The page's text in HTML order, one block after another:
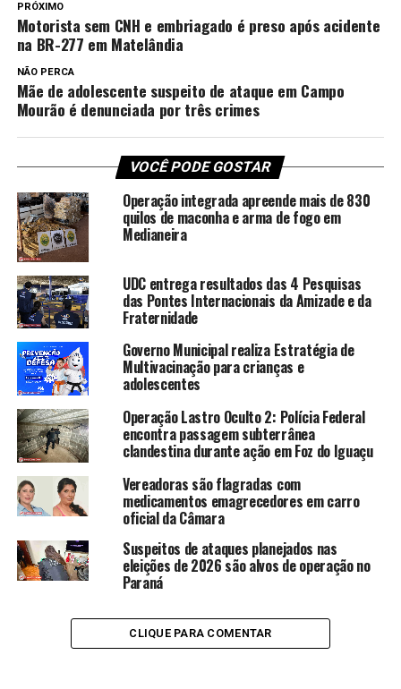
PRÓXIMO
Motorista sem CNH e embriagado é preso após acidente
na BR-277 em Matelândia
NÃO PERCA
Mãe de adolescente suspeito de ataque em Campo
Mourão é denunciada por três crimes
VOCÊ PODE GOSTAR
Operação integrada apreende mais de 830
quilos de maconha e arma de fogo em
Medianeira
UDC entrega resultados das 4 Pesquisas
das Pontes Internacionais da Amizade e da
Fraternidade
Governo Municipal realiza Estratégia de
Multivacinação para crianças e
adolescentes
Operação Lastro Oculto 2: Polícia Federal
encontra passagem subterrânea
clandestina durante ação em Foz do Iguaçu
Vereadoras são flagradas com
medicamentos emagrecedores em carro
oficial da Câmara
Suspeitos de ataques planejados nas
eleições de 2026 são alvos de operação no
Paraná
CLIQUE PARA COMENTAR